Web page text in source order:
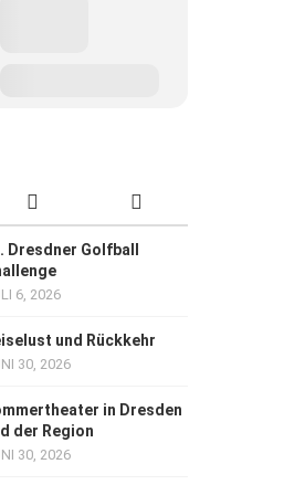
Dresdner Golfball
6, 2026
und Rückkehr
30, 2026
in Dresden
der Region
30, 2026